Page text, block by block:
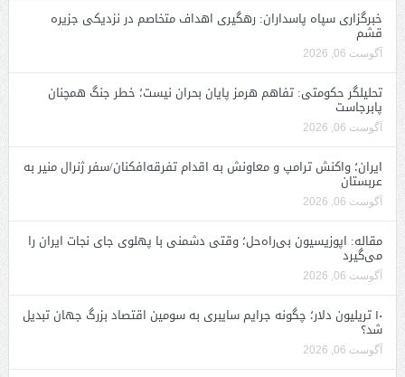
خبرگزاری سپاه پاسداران: رهگیری اهداف متخاصم در نزدیکی جزیره
قشم
آگوست 06, 2026
تحلیلگر حکومتی: تفاهم هرمز پایان بحران نیست؛ خطر جنگ همچنان
پابرجاست
آگوست 06, 2026
ایران؛ واکنش ترامپ و معاونش به اقدام تفرقه‌افکنان/سفر ژنرال منیر به
عربستان
آگوست 06, 2026
مقاله: اپوزیسیون بی‌راه‌حل؛ وقتی دشمنی با پهلوی جای نجات ایران را
می‌گیرد
آگوست 06, 2026
۱۰ تریلیون دلار؛ چگونه جرایم سایبری به سومین اقتصاد بزرگ جهان تبدیل
شد؟
آگوست 06, 2026